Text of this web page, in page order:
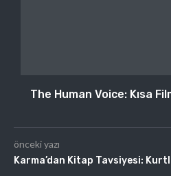
The Human Voice: Kısa
önceki yazı
Karma’dan Kitap Tavsiyesi: